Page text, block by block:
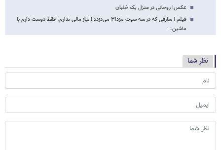
عکس| روحانی در منزل یک خلبان
فیلم | سارقی که در سه سوت مزدا۳ می‌دزدد | نیاز مالی ندارم؛ فقط دوست دارم با
ماشین…
نظر شما